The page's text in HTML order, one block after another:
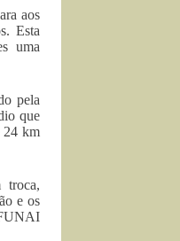
aos
Esta
uma
pela
que
24 km
troca,
e os